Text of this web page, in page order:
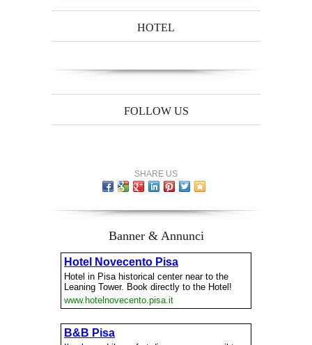
HOTEL
FOLLOW US
SHARE US
Banner & Annunci